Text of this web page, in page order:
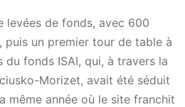
levées de fonds, avec 600
un premier tour de table à
du fonds ISAI, qui, à travers la
Morizet, avait été séduit
même année où le site franchit